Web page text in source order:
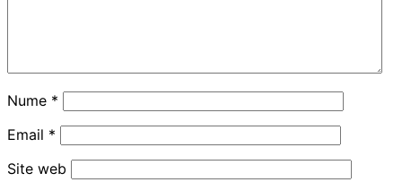
Nume *
Email *
Site web